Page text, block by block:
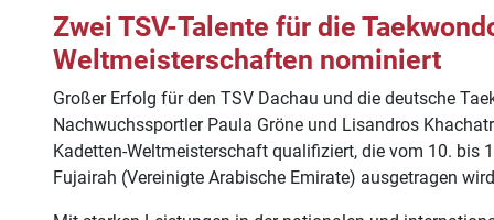
Zwei TSV-Talente für die
Weltmeisterschaften nominiert
Großer Erfolg für den TSV Dachau und die deutsche
Nachwuchssportler Paula Gröne und Lisandros
Kadetten-Weltmeisterschaft qualifiziert, die vom 10. bis
Fujairah (Vereinigte Arabische Emirate) ausgetragen